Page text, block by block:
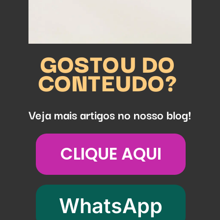
GOSTOU DO
CONTEUDO?
Veja mais artigos no nosso blog!
CLIQUE AQUI
WhatsApp